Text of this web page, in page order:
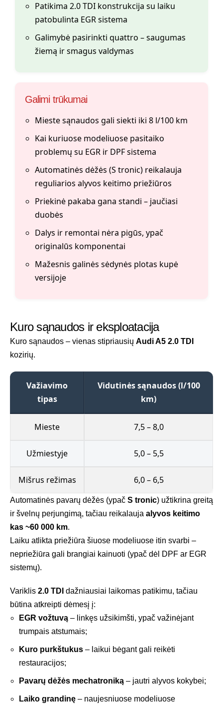
Patikima 2.0 TDI konstrukcija su laiku
patobulinta EGR sistema
Galimybė pasirinkti quattro – saugumas
žiemą ir smagus valdymas
Galimi trūkumai
Mieste sąnaudos gali siekti iki 8 l/100 km
Kai kuriuose modeliuose pasitaiko
problemų su EGR ir DPF sistema
Automatinės dėžės (S tronic) reikalauja
reguliarios alyvos keitimo priežiūros
Priekinė pakaba gana standi – jaučiasi
duobės
Dalys ir remontai nėra pigūs, ypač
originalūs komponentai
Mažesnis galinės sėdynės plotas kupė
versijoje
Kuro sąnaudos ir eksploatacija
Kuro sąnaudos – vienas stipriausių Audi A5 2.0 TDI
kozirių.
Važiavimo
tipas
Vidutinės sąnaudos (l/100
km)
Mieste 7,5 – 8,0
Užmiestyje 5,0 – 5,5
Mišrus režimas 6,0 – 6,5
Automatinės pavarų dėžės (ypač S tronic) užtikrina greitą
ir švelnų perjungimą, tačiau reikalauja alyvos keitimo
kas ~60 000 km.
Laiku atlikta priežiūra šiuose modeliuose itin svarbi –
nepriežiūra gali brangiai kainuoti (ypač dėl DPF ar EGR
sistemų).
Variklis 2.0 TDI dažniausiai laikomas patikimu, tačiau
būtina atkreipti dėmesį į:
EGR vožtuvą – linkęs užsikimšti, ypač važinėjant
trumpais atstumais;
Kuro purkštukus – laikui bėgant gali reikėti
restauracijos;
Pavarų dėžės mechatroniką – jautri alyvos kokybei;
Laiko grandinę – naujesniuose modeliuose